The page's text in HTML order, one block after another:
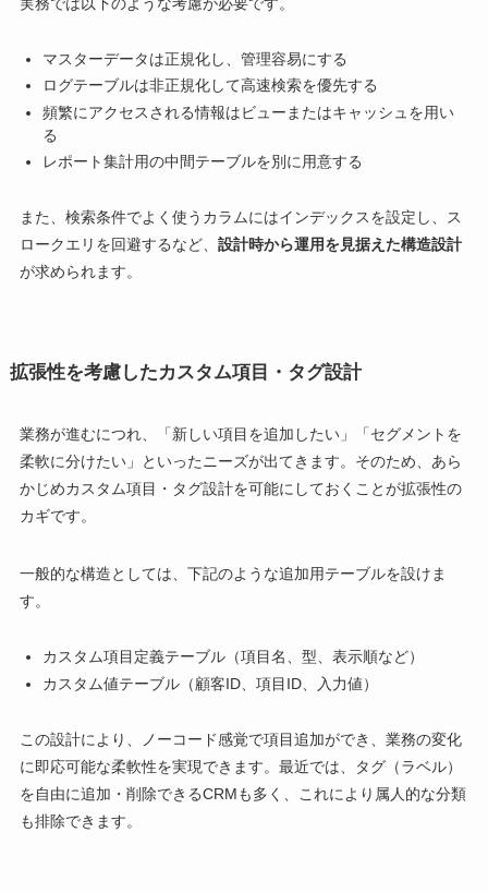
マスターデータは正規化し、管理容易にする
ログテーブルは非正規化して高速検索を優先する
頻繁にアクセスされる情報はビューまたはキャッシュを用い
る
レポート集計用の中間テーブルを別に用意する
また、検索条件でよく使うカラムにはインデックスを設定し、ス
ロークエリを回避するなど、 設計時から運用を見据えた構造設計
が求められます。
拡張性を考慮したカスタム項目・タグ設計
業務が進むにつれ、「新しい項目を追加したい」「セグメントを
柔軟に分けたい」といったニーズが出てきます。そのため、あら
かじめカスタム項目・タグ設計を可能にしておくことが拡張性の
カギです。
一般的な構造としては、下記のような追加用テーブルを設けま
す。
カスタム項目定義テーブル（項目名、型、表示順など）
カスタム値テーブル（顧客ID、項目ID、入力値）
この設計により、ノーコード感覚で項目追加ができ、業務の変化
に即応可能な柔軟性を実現できます。最近では、タグ（ラベル）
を自由に追加・削除できるCRMも多く、これにより属人的な分類
も排除できます。